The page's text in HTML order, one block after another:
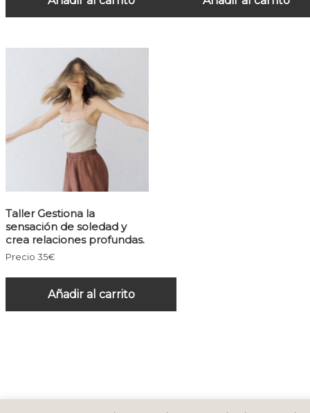
Taller Gestiona la
sensación de soledad y
crea relaciones profundas.
Precio 35€
Añadir al carrito